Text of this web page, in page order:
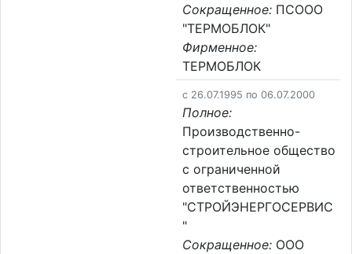
Сокращенное: ПСООО
"ТЕРМОБЛОК"
Фирменное:
ТЕРМОБЛОК
c 26.07.1995 по 06.07.2000
Полное:
Производственно-
строительное общество
с ограниченной
ответственностью
"СТРОЙЭНЕРГОСЕРВИС
"
Сокращенное: ООО